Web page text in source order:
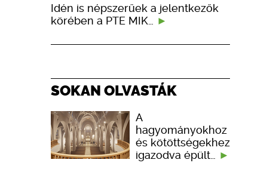
Idén is népszerűek a jelentkezők
körében a PTE MIK…
SOKAN OLVASTÁK
A
hagyományokhoz
és kötöttségekhez
igazodva épült…